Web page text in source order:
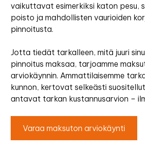
vaikuttavat esimerkiksi katon pesu,
poisto ja mahdollisten vaurioiden
pinnoitusta.
Jotta tiedät tarkalleen, mitä juuri
pinnoitus maksaa, tarjoamme
arviokäynnin. Ammattilaisemme
kunnon, kertovat selkeästi
antavat tarkan kustannusarvion –
Varaa maksuton arviokäynti